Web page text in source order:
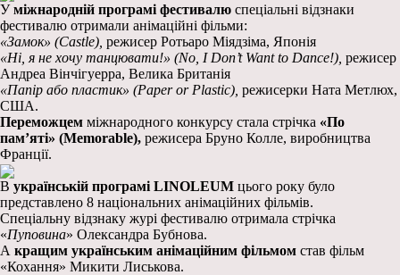
Уміжнародній програмі фестивалю спеціальні відзнаки
фестивалю отримали анімаційні фільми:
«Замок» (Castle), режисер Ротьаро Міядзіма, Японія
«Ні, я не хочу танцювати!» (No, I Don’t Want to Dance!) режисер
Андреа Вінчігуерра, Велика Британія
«Папір або пластик» (Paper or Plastic), режисерки Ната Метлюх,
США.
Переможцем міжнародного конкурсу стала стрічка «По
пам’яті» (Memorable), режисера Бруно Колле, виробництва
Франції.
В українській програмі LINOLEUM цього року було
представлено 8 національних анімаційних фільмів.
Спеціальну відзнаку журі фестивалю отримала стрічка
«Пуповина» Олександра Бубнова.
А кращим українським анімаційним фільмом став фільм
«Кохання» Микити Лиськова.